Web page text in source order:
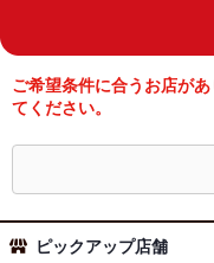
ご希望条件に合うお店が
てください。
ピックアップ店舗